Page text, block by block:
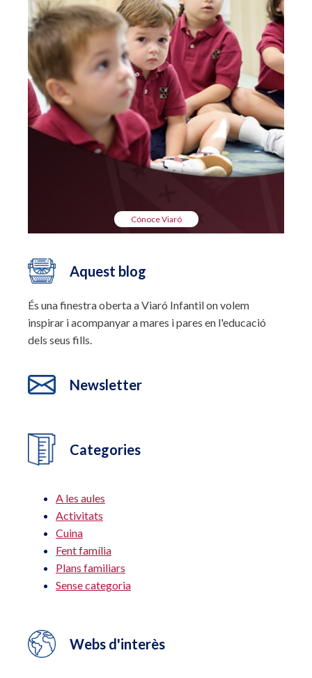
Cónoce Viaró
Aquest blog
És una finestra oberta a Viaró Infantil on volem
inspirar i acompanyar a mares i pares en l'educació
dels seus fills.
Newsletter
Categories
A les aules
Activitats
Cuina
Fent família
Plans familiars
Sense categoria
Webs d'interès